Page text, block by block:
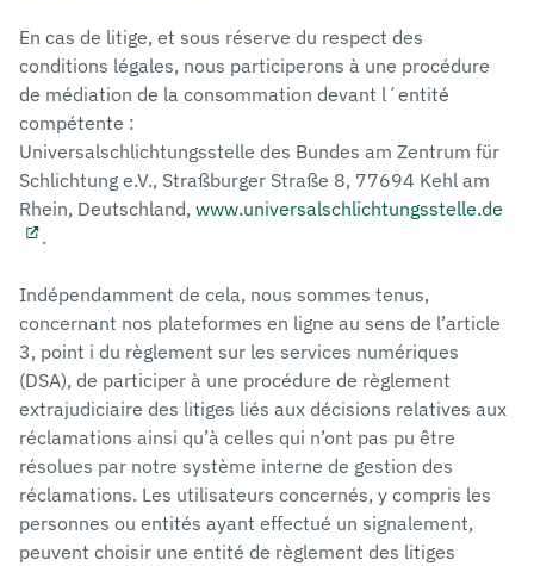
En cas de litige, et sous réserve du respect des
conditions légales, nous participerons à une procédure
de médiation de la consommation devant l´entité
compétente :
Universalschlichtungsstelle des Bundes am Zentrum für
Schlichtung e.V., Straßburger Straße 8, 77694 Kehl am
Rhein, Deutschland, www.universalschlichtungsstelle.de
.
Indépendamment de cela, nous sommes tenus,
concernant nos plateformes en ligne au sens de l’article
3, point i du règlement sur les services numériques
(DSA), de participer à une procédure de règlement
extrajudiciaire des litiges liés aux décisions relatives aux
réclamations ainsi qu’à celles qui n’ont pas pu être
résolues par notre système interne de gestion des
réclamations. Les utilisateurs concernés, y compris les
personnes ou entités ayant effectué un signalement,
peuvent choisir une entité de règlement des litiges